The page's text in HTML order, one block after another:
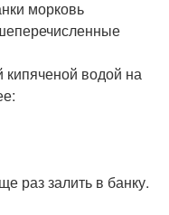
морковь
кипяченой водой на
раз залить в банку.